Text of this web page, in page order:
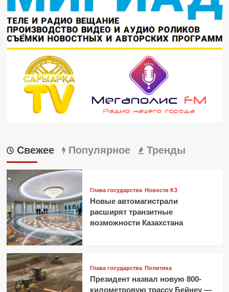
Свежее Популярное Тренды
Глава государства Новости КЗ
Новые автомагистрали
расширят транзитные
возможности Казахстана
Глава государства Политика
Президент назвал новую 800-
километровую трассу Бейнеу —